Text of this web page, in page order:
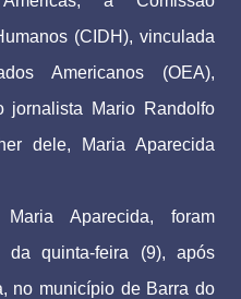
(CIDH), vinculada
Americanos (OEA),
jornalista Mario Randolfo
dele, Maria Aparecida
Aparecida, foram
da quinta-feira (9), após
no município de Barra do